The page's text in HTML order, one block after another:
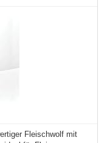
Fleischwolf mit